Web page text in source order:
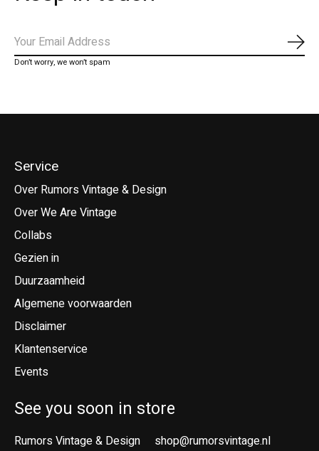
Don’t worry, we won’t spam
Service
Over Rumors Vintage & Design
Over We Are Vintage
Collabs
Gezien in
Duurzaamheid
Algemene voorwaarden
Disclaimer
Klantenservice
Events
See you soon in store
Rumors Vintage & Design
shop@rumorsvintage.nl